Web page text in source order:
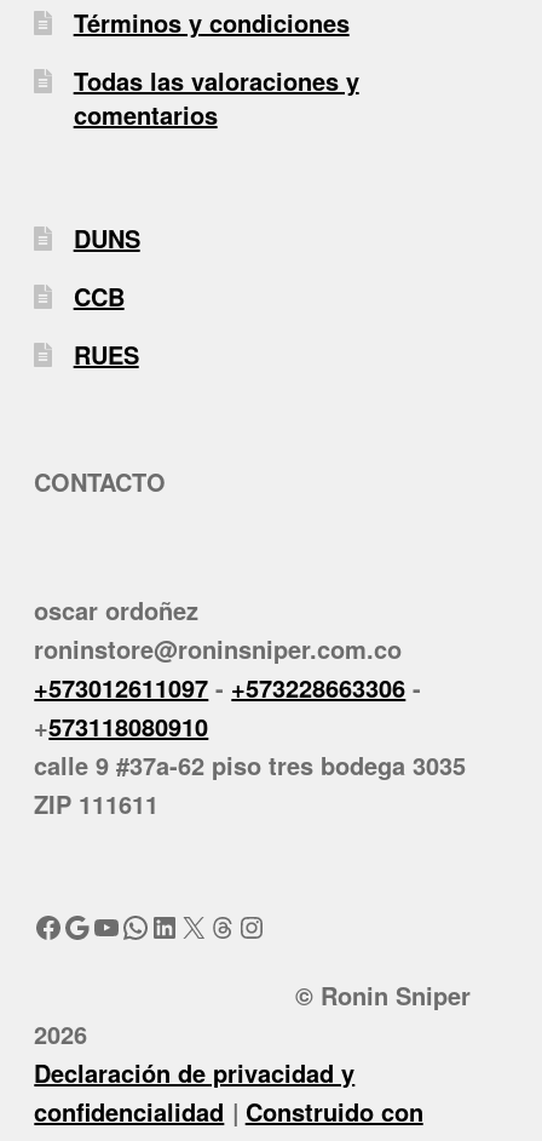
Términos y condiciones
Todas las valoraciones y
comentarios
DUNS
CCB
RUES
CONTACTO
oscar ordoñez
roninstore@roninsniper.com.co
+573012611097 - +573228663306 -
+573118080910
calle 9 #37a-62 piso tres bodega 3035
ZIP 111611
Facebook
Google
YouTube
WhatsApp
LinkedIn
X Threads
Instagram
© Ronin Sniper
2026
Declaración de privacidad y
confidencialidad
Construido con